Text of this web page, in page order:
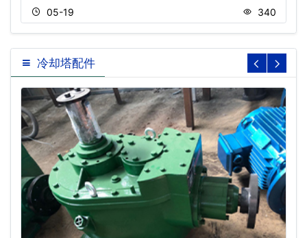
05-19 340
冷却塔配件